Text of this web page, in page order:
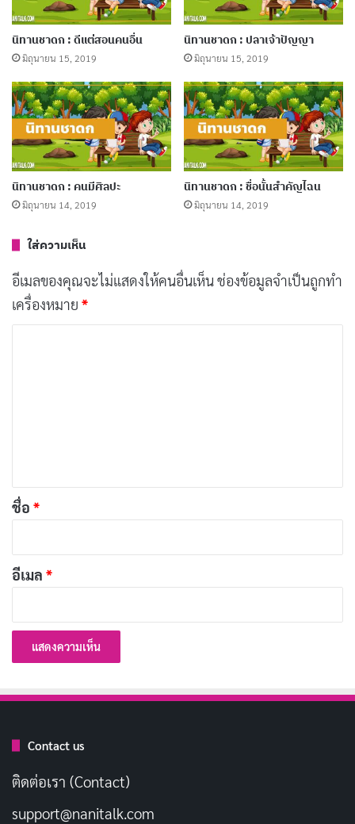
ก็จับหนูโพธิสัตว์ไว้เพื่อจะกิน หนูรู้เรื่องราวทั้งปวง จึงกล่าว
คาถาว่า
” ผู้ใด กล่าวเชิดชูธรรมให้เป็นธงชัย ล่อลวง
ให้สัตว์ทั้งหลายตายใจแล้วซ่อนตนประพฤติ
ชั่ว ความประพฤติของผู้นั้น ชื่อว่า เป็นความ
หนูพูดพลางก็กระโดดเกาะคอหมาจิ้งจอกกัดที่ซอกคอมัน
ตายทันที ฝูงหนูได้กลับมากัดกินหมาจิ้งจอกเป็นอาหาร และ
นิทานชาดกสั้น ๆ
Copy URL
นิทานชาดก : ดีแต่สอนคนอื่น
มิถุนายน 15, 2019
นิทานชาดก : ปลาเจ้าปัญญา
มิถุนายน 15, 2019
นิทานชาดก : คนมีศิลปะ
มิถุนายน 14, 2019
นิทานชาดก : ชื่อนั้นสำคัญไฉน
มิถุนายน 14, 2019
ใส่ความเห็น
อีเมลของคุณจะไม่แสดงให้คนอื่นเห็นช่องข้อมูลจำเป็นถูกทำ
เครื่องหมาย *
*
ชื่อ *
อีเมล *
Contact us
ติดต่อเรา (Contact)
support@nanitalk.com